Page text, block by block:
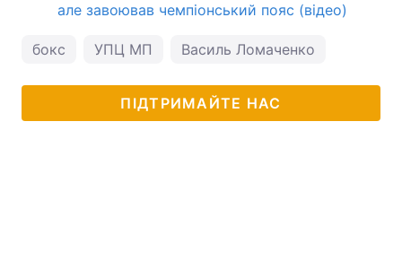
але завоював чемпіонський пояс (відео)
бокс УПЦ МП Василь Ломаченко
ПІДТРИМАЙТЕ НАС